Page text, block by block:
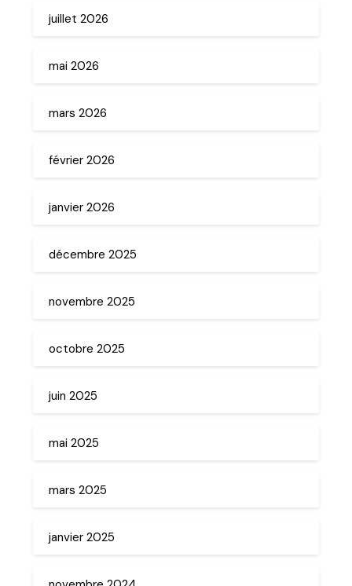
juillet 2026
mai 2026
mars 2026
février 2026
janvier 2026
décembre 2025
novembre 2025
octobre 2025
juin 2025
mai 2025
mars 2025
janvier 2025